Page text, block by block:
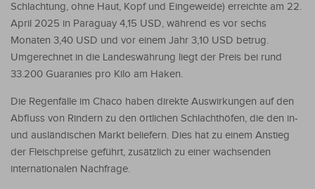
Schlachtung, ohne Haut, Kopf und Eingeweide) erreichte am 22.
April 2025 in Paraguay 4,15 USD, während es vor sechs
Monaten 3,40 USD und vor einem Jahr 3,10 USD betrug.
Umgerechnet in die Landeswährung liegt der Preis bei rund
33.200 Guaranies pro Kilo am Haken.
Die Regenfälle im Chaco haben direkte Auswirkungen auf den
Abfluss von Rindern zu den örtlichen Schlachthöfen, die den in-
und ausländischen Markt beliefern. Dies hat zu einem Anstieg
der Fleischpreise geführt, zusätzlich zu einer wachsenden
internationalen Nachfrage.